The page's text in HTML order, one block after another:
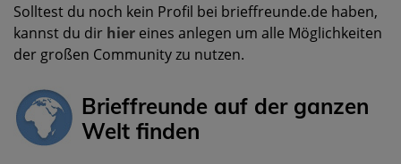
Solltest du noch kein Profil bei brieffreunde.de haben,
kannst du dir hier eines anlegen um alle Möglichkeiten
der großen Community zu nutzen.
Brieffreunde auf der ganzen
Welt finden